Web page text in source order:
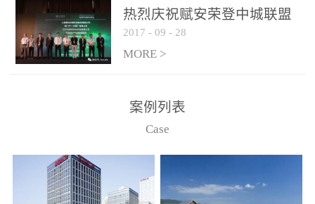
和监控端两大部分组成。
两者之间通过以太网相
联，一台监控主机最多可
从监控主机上获取，最多
只能接6台，超过的需从现
热烈庆祝赋安荣登中城联盟
联合采购战略合作平台
2017 - 09 - 28
MORE >
案例列表
Case